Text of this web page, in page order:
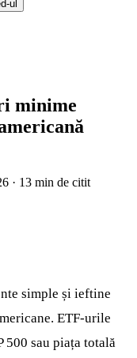
ul
minime
· 13 min de citit
simple și ieftine
ETF-urile
500 sau piața totală